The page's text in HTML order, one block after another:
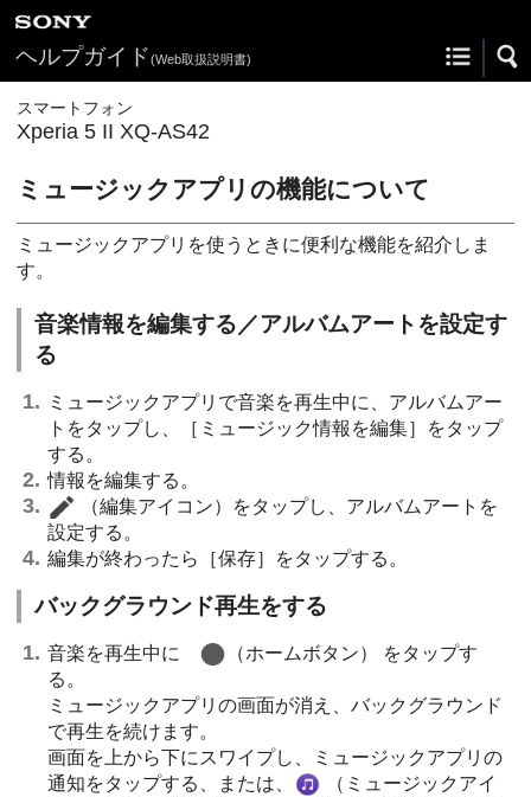
ヘルプガイド(Web取扱説明書)
スマートフォン
Xperia 5 II XQ-AS42
ミュージックアプリの機能について
ミュージックアプリを使うときに便利な機能を紹介しま
す。
音楽情報を編集する／アルバムアートを設定す
る
ミュージックアプリで音楽を再生中に、アルバムアー
トをタップし、［ミュージック情報を編集］をタップ
する。
情報を編集する。
（編集アイコン）をタップし、アルバムアートを
設定する。
編集が終わったら［保存］をタップする。
バックグラウンド再生をする
音楽を再生中に
（ホームボタン） をタップす
る。
ミュージックアプリの画面が消え、バックグラウンド
で再生を続けます。
画面を上から下にスワイプし、ミュージックアプリの
通知をタップする、または、
（ミュージックアイ